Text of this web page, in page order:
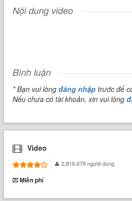
Nội dung video
Bình luận
* Bạn vui lòngđăng nhập trước để
Nếu chưa có tài khoản, xin vui lòng
Video
2,816,679 người dùng
Miễn phí